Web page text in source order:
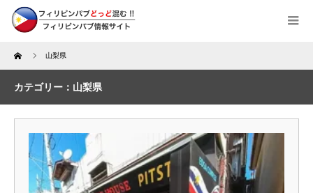
Home 山梨県
カテゴリー：山梨県